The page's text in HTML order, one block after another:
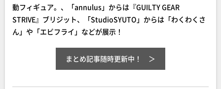
動フィギュア。、「annulus」からは『GUILTY GEAR
STRIVE』ブリジット、「StudioSYUTO」からは「わくわくさ
ん」や「エビフライ」などが展示！
まとめ記事随時更新中！